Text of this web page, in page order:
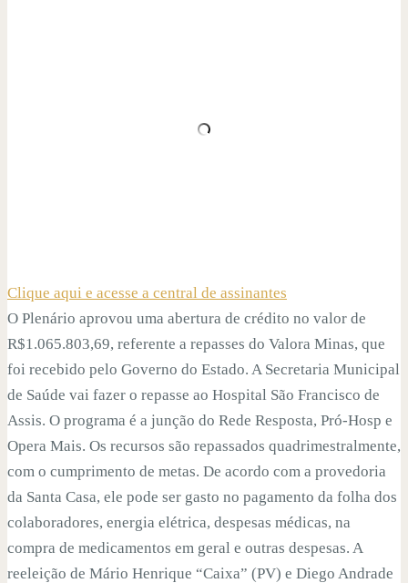
Clique aqui e acesse a central de assinantes
O Plenário aprovou uma abertura de crédito no valor de
R$1.065.803,69, referente a repasses do Valora Minas, que
foi recebido pelo Governo do Estado. A Secretaria Municipal
de Saúde vai fazer o repasse ao Hospital São Francisco de
Assis. O programa é a junção do Rede Resposta, Pró-Hosp e
Opera Mais. Os recursos são repassados quadrimestralmente,
com o cumprimento de metas. De acordo com a provedoria
da Santa Casa, ele pode ser gasto no pagamento da folha dos
colaboradores, energia elétrica, despesas médicas, na
compra de medicamentos em geral e outras despesas. A
reeleição de Mário Henrique “Caixa” (PV) e Diego Andrade